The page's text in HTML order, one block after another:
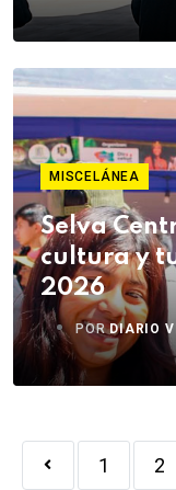
MISCELÁNEA
Selva
cultura y
2026
PORDIARIO
1 2